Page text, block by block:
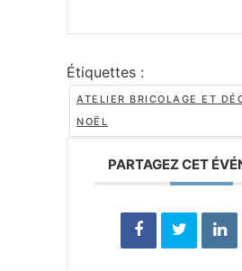
Étiquettes :
ATELIER BRICOLAGE ET
NOËL
PARTAGEZ CET